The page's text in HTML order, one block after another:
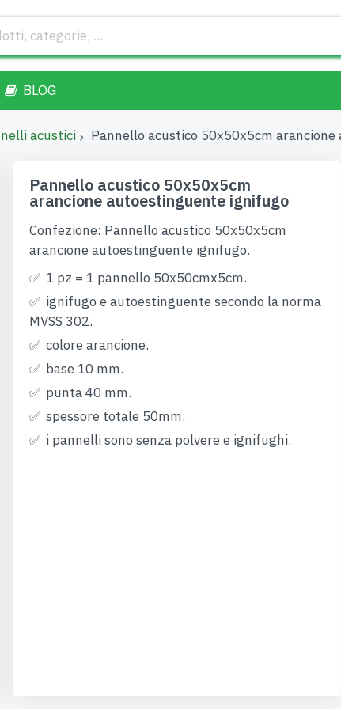
BLOG
acustici Pannello acustico 50x50x5cm
Pannello acustico 50x50x5cm
arancione autoestinguente ignifugo
Confezione: Pannello acustico 50x50x5cm
arancione autoestinguente ignifugo.
1 pz = 1 pannello 50x50cmx5cm.
ignifugo e autoestinguente secondo la norma
MVSS 302.
colore arancione.
base 10 mm.
punta 40 mm.
spessore totale 50mm.
i pannelli sono senza polvere e ignifughi.